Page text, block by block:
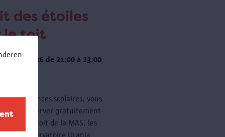
des étoiles
le toit
août 2026 de 21:00 à 23:00
les vacances scolaires, vous
venir observer gratuitement
sur le toit de la MAS, les
soir. L'observatoire Urania